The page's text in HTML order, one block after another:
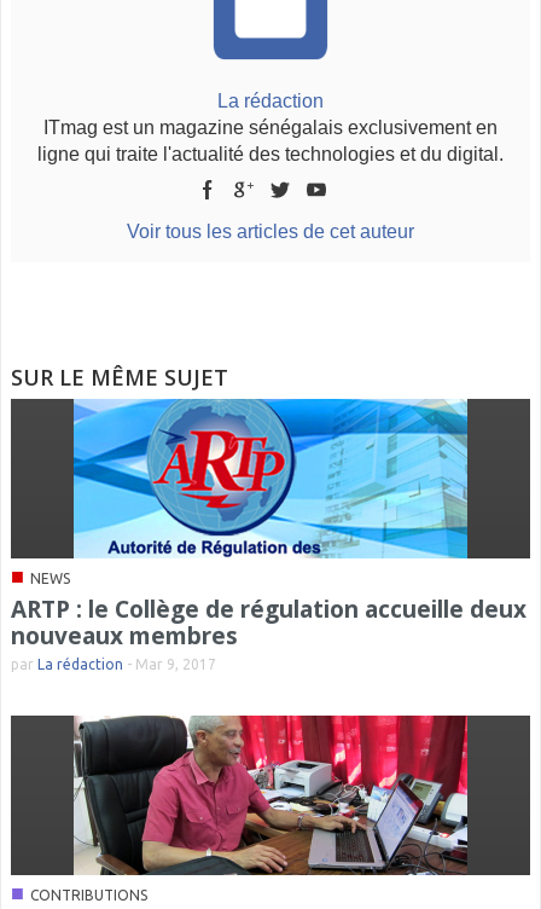
La rédaction
ITmag est un magazine sénégalais exclusivement en
ligne qui traite l'actualité des technologies et du digital.
Voir tous les articles de cet auteur
SUR LE MÊME SUJET
■ NEWS
ARTP : le Collège de régulation accueille deux
nouveaux membres
par La rédaction - Mar 9, 2017
■ CONTRIBUTIONS